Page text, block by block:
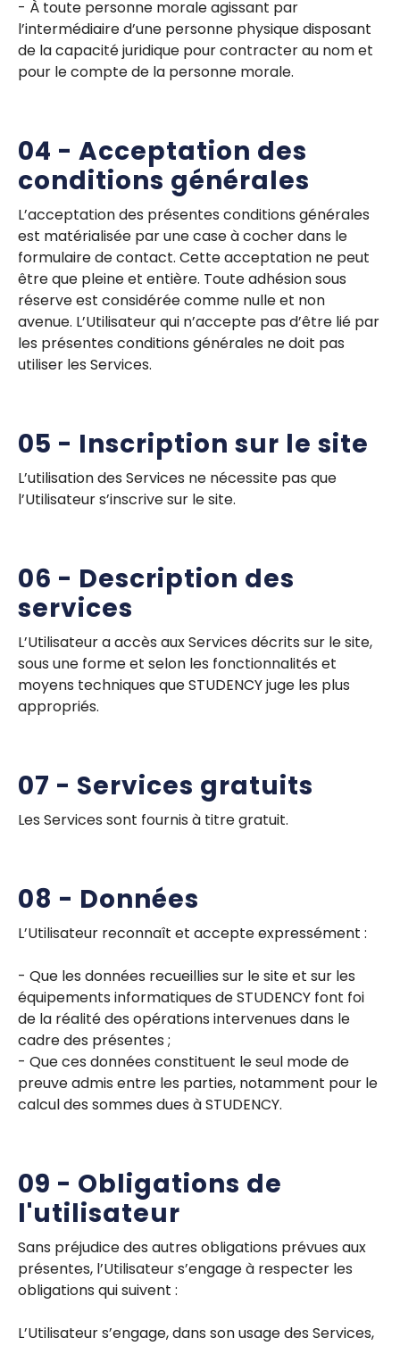
- À toute personne morale agissant par
l’intermédiaire d’une personne physique disposant
de la capacité juridique pour contracter au nom et
pour le compte de la personne morale.
04 - Acceptation des
conditions générales
L’acceptation des présentes conditions générales
est matérialisée par une case à cocher dans le
formulaire de contact. Cette acceptation ne peut
être que pleine et entière. Toute adhésion sous
réserve est considérée comme nulle et non
avenue. L’Utilisateur qui n’accepte pas d’être lié par
les présentes conditions générales ne doit pas
utiliser les Services.
05 - Inscription sur le site
L’utilisation des Services ne nécessite pas que
l’Utilisateur s’inscrive sur le site.
06 - Description des
services
L’Utilisateur a accès aux Services décrits sur le site,
sous une forme et selon les fonctionnalités et
moyens techniques que STUDENCY juge les plus
appropriés.
07 - Services gratuits
Les Services sont fournis à titre gratuit.
08 - Données
L’Utilisateur reconnaît et accepte expressément :
- Que les données recueillies sur le site et sur les
équipements informatiques de STUDENCY font foi
de la réalité des opérations intervenues dans le
cadre des présentes ;
- Que ces données constituent le seul mode de
preuve admis entre les parties, notamment pour le
calcul des sommes dues à STUDENCY.
09 - Obligations de
l'utilisateur
Sans préjudice des autres obligations prévues aux
présentes, l’Utilisateur s’engage à respecter les
obligations qui suivent :
L’Utilisateur s’engage, dans son usage des Services,